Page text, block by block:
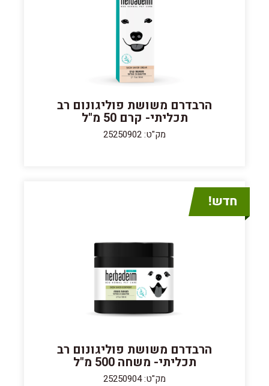
הרבדרם משושת פוליגונום רב
תכליתי- קרם 50 מ"ל
מק"ט: 25250902
הרבדרם משושת פוליגונום רב
תכליתי- משחה 500 מ"ל
מק"ט: 25250904